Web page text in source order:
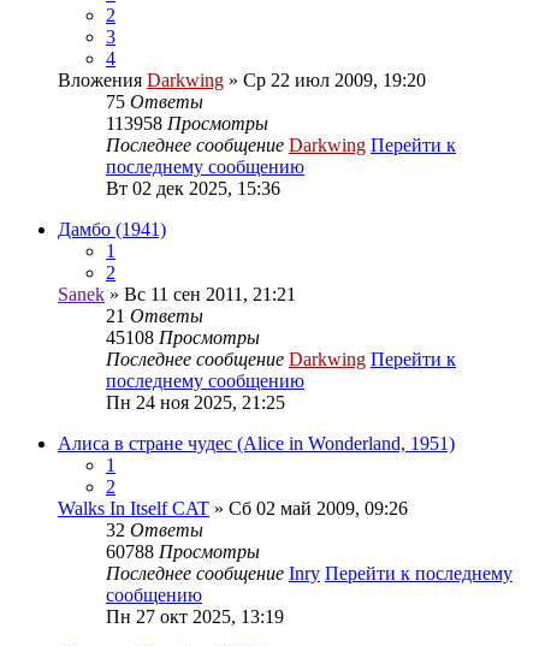
2
3
4
Вложения Darkwing » Ср 22 июл 2009, 19:20
75 Ответы
113958 Просмотры
Последнее сообщение Darkwing Перейти к
последнему сообщению
Вт 02 дек 2025, 15:36
Дамбо (1941)
1
2
Sanek » Вс 11 сен 2011, 21:21
21 Ответы
45108 Просмотры
Последнее сообщение Darkwing Перейти к
последнему сообщению
Пн 24 ноя 2025, 21:25
Алиса в стране чудес (Alice in Wonderland, 1951)
1
2
Walks In Itself CAT » Сб 02 май 2009, 09:26
32 Ответы
60788 Просмотры
Последнее сообщение Inry Перейти к последнему
сообщению
Пн 27 окт 2025, 13:19